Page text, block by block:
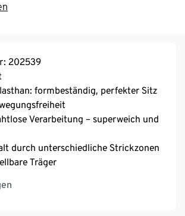
202539
formbeständig, perfekter Sitz
Verarbeitung – superweich und
durch unterschiedliche Strickzonen
Träger
Raffung